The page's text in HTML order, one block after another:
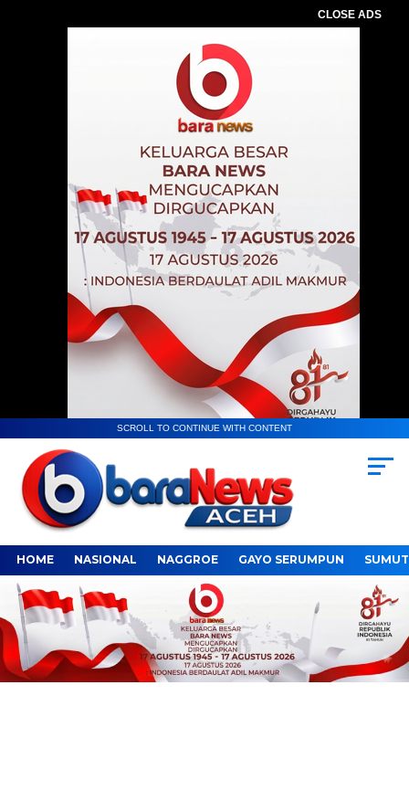
CLOSE ADS
SCROLL TO CONTINUE WITH CONTENT
HOME NASIONAL NAGGROE GAYO SERUMPUN SUMUT